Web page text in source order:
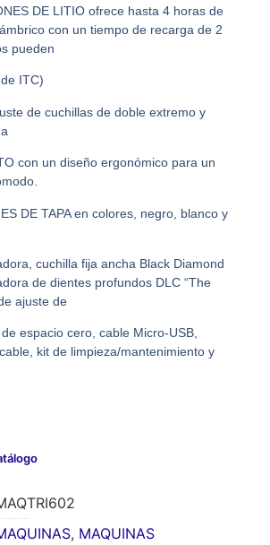
DE LITIO ofrece hasta 4 horas de
con un tiempo de recarga de 2
pueden
ITC)
de cuchillas de doble extremo y
con un diseño ergonómico para un
DE TAPA en colores, negro, blanco y
cuchilla fija ancha Black Diamond
de dientes profundos DLC “The
ajuste de
espacio cero, cable Micro-USB,
kit de limpieza/mantenimiento y
, MAQUINAS